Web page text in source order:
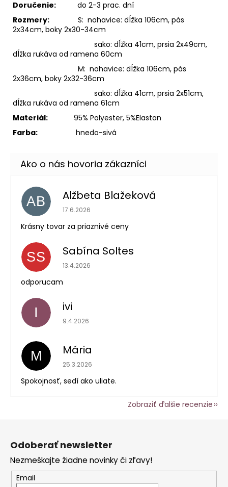
Doručenie: do 2-3 prac. dní
Rozmery: S: nohavice: dĺžka 106cm, pás
2x34cm, boky 2x30-34cm
sako: dĺžka 41cm, prsia 2x49cm,
dĺžka rukáva od ramena 60cm
M: nohavice: dĺžka 106cm, pás
2x36cm, boky 2x32-36cm
sako: dĺžka 41cm, prsia 2x51cm,
dĺžka rukáva od ramena 61cm
Materiál:
95% Polyester, 5%Elastan
Farba:
hnedo-sivá
AB Alžbeta Blažeková
Hodnotenie obchodu je 5 z 5 hviezdičiek.
17.6.2026
Krásny tovar za priaznivé ceny
SS Sabína Soltes
Hodnotenie obchodu je 5 z 5 hviezdičiek.
13.4.2026
odporucam
I ivi
Hodnotenie obchodu je 5 z 5 hviezdičiek.
9.4.2026
M Mária
Hodnotenie obchodu je 5 z 5 hviezdičiek.
25.3.2026
Spokojnosť, sedí ako uliate.
Zobraziť ďalšie recenzie
Z
Odoberať newsletter
Nezmeškajte žiadne novinky či zľavy!
Email